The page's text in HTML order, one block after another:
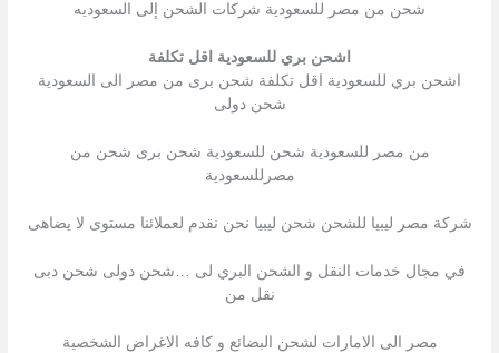
شحن من مصر للسعودية شركات الشحن إلى السعوديه
اشحن بري للسعودية اقل تكلفة
اشحن بري للسعودية اقل تكلفة شحن برى من مصر الى السعودية
شحن دولى
من مصر للسعودية شحن للسعودية شحن برى شحن من
مصرللسعودية
شركة مصر ليبيا للشحن شحن ليبيا نحن نقدم لعملائنا مستوى لا يضاهى
في مجال خدمات النقل و الشحن البري لى …شحن دولى شحن دبى
نقل من
مصر الى الامارات لشحن البضائع و كافه الاغراض الشخصية